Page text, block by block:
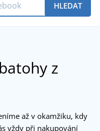
HLEDAT
z
až v okamžiku, kdy
vždy při nakupování